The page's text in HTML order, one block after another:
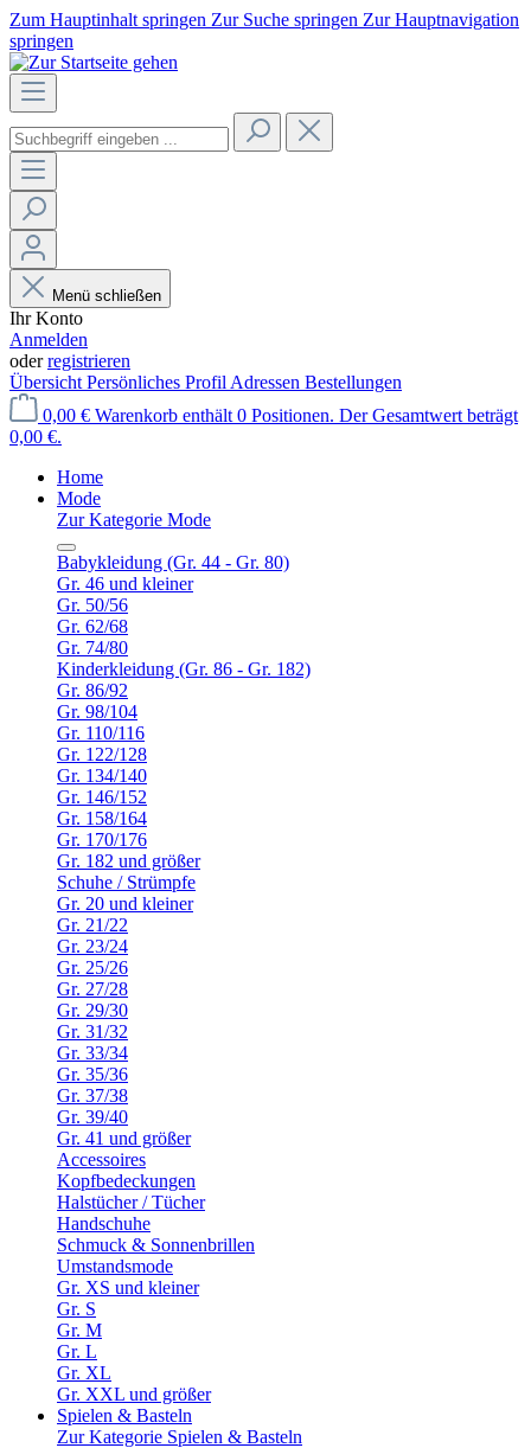
Zum Hauptinhalt springen Zur Suche springen Zur Hauptnavigation
springen
Menü schließen
Ihr Konto
Anmelden
oderregistrieren
Übersicht Persönliches Profil Adressen Bestellungen
0,00 € Warenkorb enthält 0 Positionen. Der Gesamtwert beträgt
0,00 €.
Home
Mode
Zur Kategorie Mode
Babykleidung (Gr. 44 - Gr. 80)
Gr. 46 und kleiner
Gr. 50/56
Gr. 62/68
Gr. 74/80
Kinderkleidung (Gr. 86 - Gr. 182)
Gr. 86/92
Gr. 98/104
Gr. 110/116
Gr. 122/128
Gr. 134/140
Gr. 146/152
Gr. 158/164
Gr. 170/176
Gr. 182 und größer
Schuhe / Strümpfe
Gr. 20 und kleiner
Gr. 21/22
Gr. 23/24
Gr. 25/26
Gr. 27/28
Gr. 29/30
Gr. 31/32
Gr. 33/34
Gr. 35/36
Gr. 37/38
Gr. 39/40
Gr. 41 und größer
Accessoires
Kopfbedeckungen
Halstücher / Tücher
Handschuhe
Schmuck & Sonnenbrillen
Umstandsmode
Gr. XS und kleiner
Gr. S
Gr. M
Gr. L
Gr. XL
Gr. XXL und größer
Spielen & Basteln
Zur Kategorie Spielen & Basteln